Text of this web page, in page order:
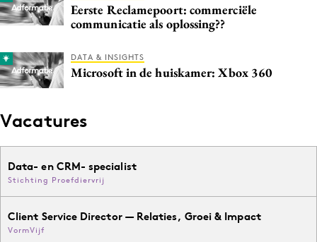
Eerste Reclamepoort: commerciële
communicatie als oplossing??
DATA & INSIGHTS
Microsoft in de huiskamer: Xbox 360
Vacatures
Data- en CRM- specialist
Stichting Proefdiervrij
Client Service Director — Relaties, Groei & Impact
VormVijf